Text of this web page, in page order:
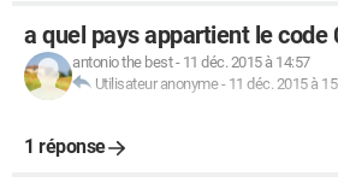
a quel pays appartient le code
antonio the best- 11 déc. 2015 à 14:57
Utilisateur anonyme- 11 déc. 2015 à
1 réponse